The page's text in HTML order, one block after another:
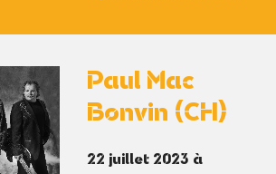
Paul Mac
Bonvin (CH)
22 juillet 2023 à